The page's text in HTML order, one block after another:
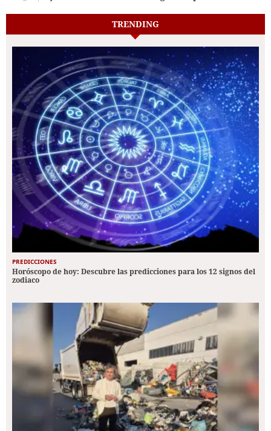
TRENDING
PREDICCIONES
Horóscopo de hoy: Descubre las predicciones para los 12 signos del
zodiaco